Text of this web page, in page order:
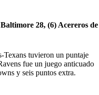
28, (6) Acereros de
Texans tuvieron un puntaje
fue un juego anticuado
y seis puntos extra.